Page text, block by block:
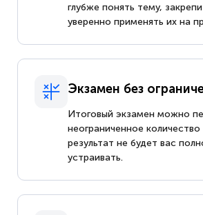
глубже понять тему,
уверенно применять их на
Экзамен без
Итоговый экзамен можно
неограниченное количество
результат не будет вас
устраивать.